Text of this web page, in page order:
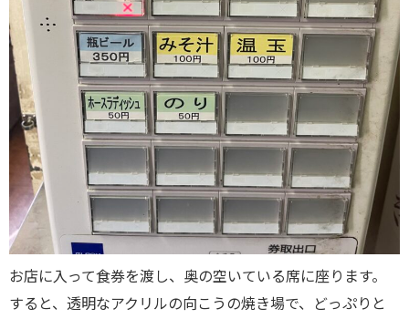
お店に入って食券を渡し、奥の空いている席に座ります。
すると、透明なアクリルの向こうの焼き場で、どっぷりと